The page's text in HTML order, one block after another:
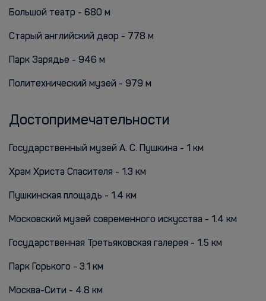
Большой театр - 680 м
Старый английский двор - 778 м
Парк Зарядье - 946 м
Политехнический музей - 979 м
Достопримечательности
Государственный музей А. С. Пушкина - 1 км
Храм Христа Спасителя - 1.3 км
Пушкинская площадь - 1.4 км
Московский музей современного искусства - 1.4 км
Государственная Третьяковская галерея - 1.5 км
Парк Горького - 3.1 км
Москва-Сити - 4.8 км